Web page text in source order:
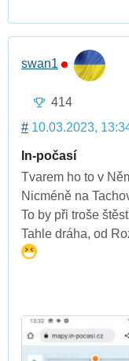
swan1
414
# 10.03.2023,
In-počasí
Tvarem ho to v
Nicméně na
To by při troše
Tahle dráha, od